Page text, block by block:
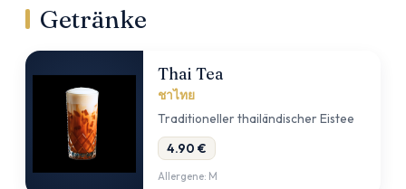
Getränke
Thai Tea
ชาไทย
Traditioneller thailändischer Eistee
4.90 €
Allergene: M